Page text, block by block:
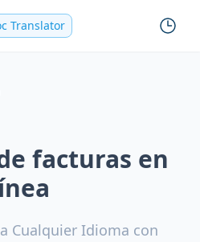
Translator
facturas en
Cualquier Idioma con